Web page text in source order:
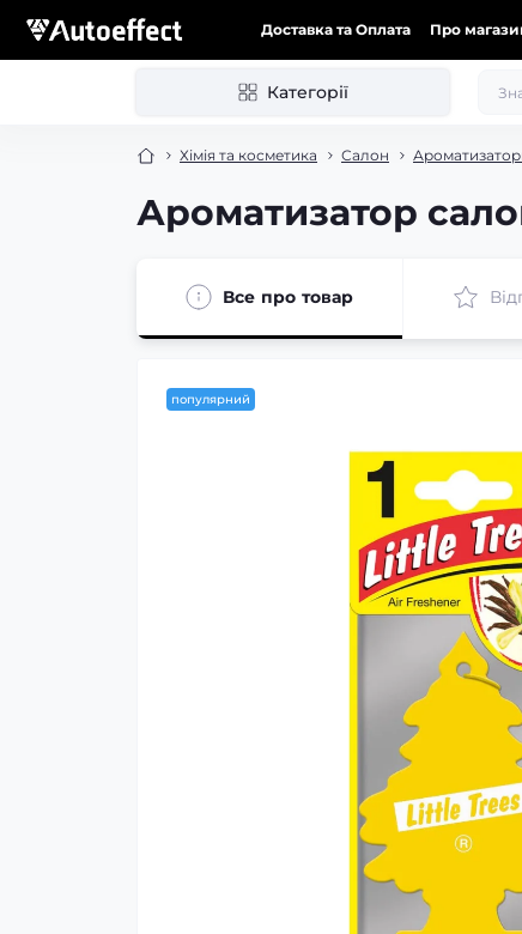
Доставка та Оплата Про
Категорії
Хімія та косметика Салон
Ароматизатор
Все про товар
популярний